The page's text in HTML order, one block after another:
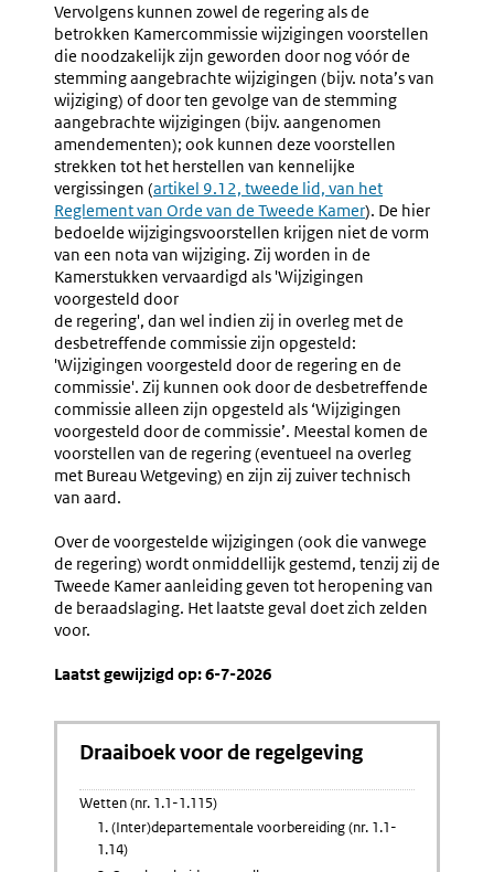
Vervolgens kunnen zowel de regering als de
betrokken Kamercommissie wijzigingen voorstellen
die noodzakelijk zijn geworden door nog vóór de
stemming aangebrachte wijzigingen (bijv. nota’s van
wijziging) of door ten gevolge van de stemming
aangebrachte wijzigingen (bijv. aangenomen
amendementen); ook kunnen deze voorstellen
strekken tot het herstellen van kennelijke
vergissingen (Externe
link:
artikel 9.12, tweede lid, van het
Reglement van Orde van de Tweede Kamer). De hier
bedoelde wijzigingsvoorstellen krijgen niet de vorm
van een nota van wijziging. Zij worden in de
Kamerstukken vervaardigd als 'Wijzigingen
voorgesteld door
de regering', dan wel indien zij in overleg met de
desbetreffende commissie zijn opgesteld:
'Wijzigingen voorgesteld door de regering en de
commissie'. Zij kunnen ook door de desbetreffende
commissie alleen zijn opgesteld als ‘Wijzigingen
voorgesteld door de commissie’. Meestal komen de
voorstellen van de regering (eventueel na overleg
met Bureau Wetgeving) en zijn zij zuiver technisch
van aard.
Over de voorgestelde wijzigingen (ook die vanwege
de regering) wordt onmiddellijk gestemd, tenzij zij de
Tweede Kamer aanleiding geven tot heropening van
de beraadslaging. Het laatste geval doet zich zelden
voor.
Laatst gewijzigd op: 6-7-2026
Draaiboek voor de regelgeving
Wetten (nr. 1.1-1.115)
1. (Inter)departementale voorbereiding (nr. 1.1-
1.14)